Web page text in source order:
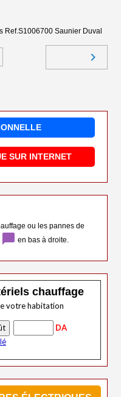
SUR INTERNET
ou les pannes de
chat_bubble en bas à droite.
chauffage
votre habitation
DA